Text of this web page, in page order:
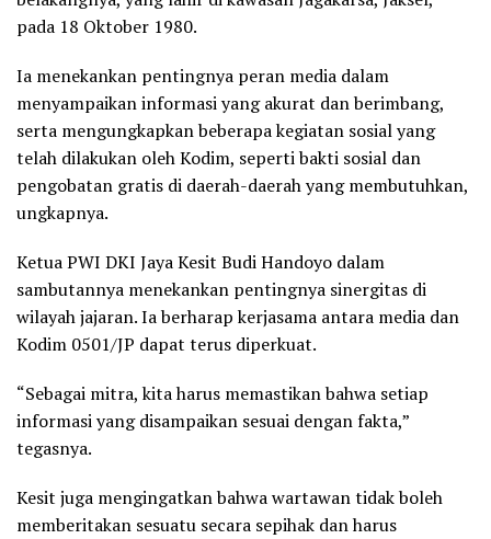
pada 18 Oktober 1980.
Ia menekankan pentingnya peran media dalam
menyampaikan informasi yang akurat dan berimbang,
serta mengungkapkan beberapa kegiatan sosial yang
telah dilakukan oleh Kodim, seperti bakti sosial dan
pengobatan gratis di daerah-daerah yang membutuhkan,
ungkapnya.
Ketua PWI DKI Jaya Kesit Budi Handoyo dalam
sambutannya menekankan pentingnya sinergitas di
wilayah jajaran. Ia berharap kerjasama antara media dan
Kodim 0501/JP dapat terus diperkuat.
“Sebagai mitra, kita harus memastikan bahwa setiap
informasi yang disampaikan sesuai dengan fakta,”
tegasnya.
Kesit juga mengingatkan bahwa wartawan tidak boleh
memberitakan sesuatu secara sepihak dan harus